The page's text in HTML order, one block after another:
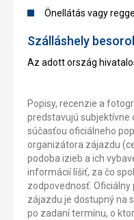
Önellátás vagy
Szálláshely
Az adott ország
Popisy, recenzie a
predstavujú subjektívne
súčasťou oficiálneho
organizátora zájazdu
podoba izieb a ich
informácií líšiť, za čo
zodpovednosť.
zájazdu je dostupný na
po zadaní termínu, o